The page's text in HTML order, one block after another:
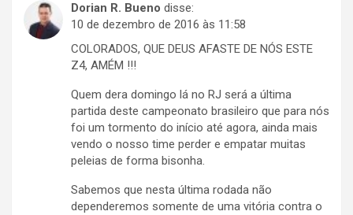
Dorian R. Bueno disse:
10 de dezembro de 2016 às 11:58
COLORADOS, QUE DEUS AFASTE DE NÓS ESTE
Z4, AMÉM !!!
Quem dera domingo lá no RJ será a última
partida deste campeonato brasileiro que para nós
foi um tormento do início até agora, ainda mais
vendo o nosso time perder e empatar muitas
peleias de forma bisonha.
Sabemos que nesta última rodada não
dependeremos somente de uma vitória contra o